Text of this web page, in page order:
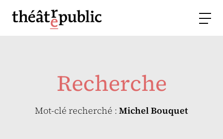
Recherche
Mot-clé recherché : Michel Bouquet